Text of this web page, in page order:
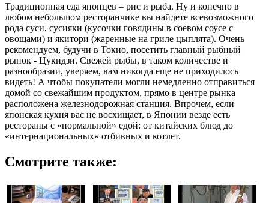
Традиционная еда японцев – рис и рыба. Ну и конечно в
любом небольшом ресторанчике вы найдете всевозможного
рода суси, сусияки (кусочки говядины в соевом соусе с
овощами) и якитори (жаренные на гриле цыплята). Очень
рекомендуем, будучи в Токио, посетить главный рыбный
рынок - Цукидзи. Свежей рыбы, в таком количестве и
разнообразии, уверяем, вам никогда еще не приходилось
видеть! А чтобы покупатели могли немедленно отправиться
домой со свежайшим продуктом, прямо в центре рынка
расположена железнодорожная станция. Впрочем, если
японская кухня вас не восхищает, в Японии везде есть
рестораны с «нормальной» едой: от китайских блюд до
«интернациональных» отбивных и котлет.
Смотрите также: